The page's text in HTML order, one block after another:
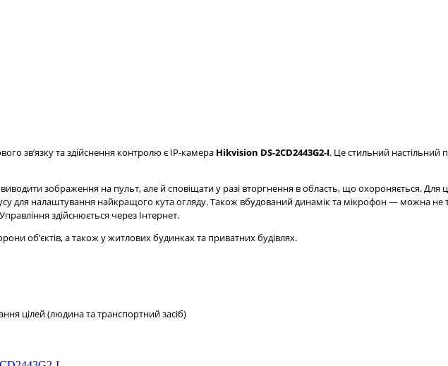
звʼязку та здійснення контролю є IP-камера Hikvision DS-2CD2443G2-I. Це стильний настільний
зображення на пульт, але й сповіщати у разі вторгнення в область, що охороняється. Для
для налаштування найкращого кута огляду. Також вбудований динамік та мікрофон — можна не
здійснюється через Інтернет.
обʼєктів, а також у житлових будинках та приватних будівлях.
цілей (людина та транспортний засіб)